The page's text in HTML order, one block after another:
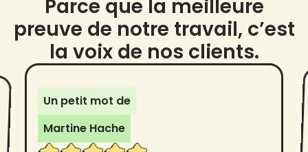
Parce que la meilleure
preuve de notre travail, c’est
la voix de nos clients.
Un petit mot de
Martine Hache